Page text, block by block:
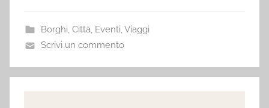
Borghi, Città, Eventi,Viaggi
Scrivi un commento